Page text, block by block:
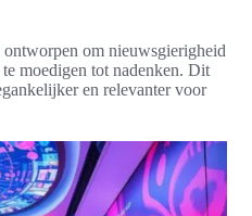
om nieuwsgierigheid
moedigen tot nadenken. Dit
en relevanter voor